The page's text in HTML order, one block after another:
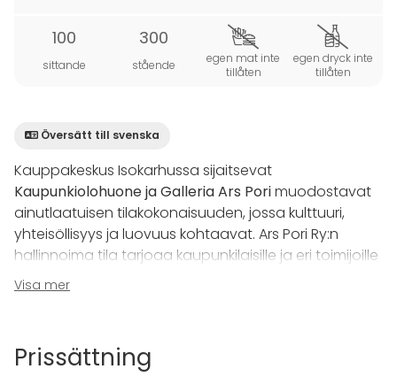
100
sittande
300
stående
egen mat inte
tillåten
egen dryck inte
tillåten
Översätt till svenska
Kauppakeskus Isokarhussa sijaitsevat
Kaupunkiolohuone ja Galleria Ars Porimuodostavat
ainutlaatuisen tilakokonaisuuden, jossa kulttuuri,
yhteisöllisyys ja luovuus kohtaavat. Ars Pori Ry:n
hallinnoima tila tarjoaa kaupunkilaisille ja eri toimijoille
tilan avoimelle ja maksuttomalle toiminnalle, kun
toiminta on kaikille avointa, yleishyödyllistä ja voittoa
Monipuolisesti muunneltavassa tilassa on sohvia,
Visa mer
Prissättning